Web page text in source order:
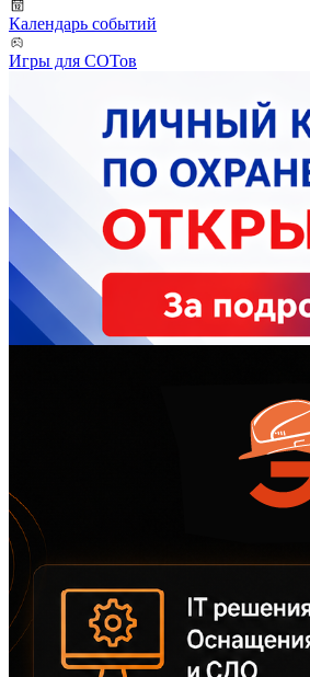
Календарь событий
Игры для СОТов